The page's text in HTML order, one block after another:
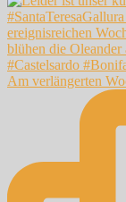
Am verlängerten